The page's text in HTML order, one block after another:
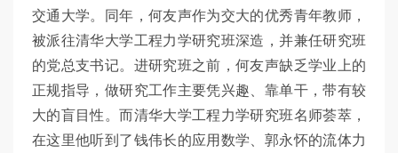
交通大学。同年，何友声作为交大的优秀青年教师，
被派往清华大学工程力学研究班深造，并兼任研究班
的党总支书记。进研究班之前，何友声缺乏学业上的
正规指导，做研究工作主要凭兴趣、靠单干，带有较
大的盲目性。而清华大学工程力学研究班名师荟萃，
在这里他听到了钱伟长的应用数学、郭永怀的流体力